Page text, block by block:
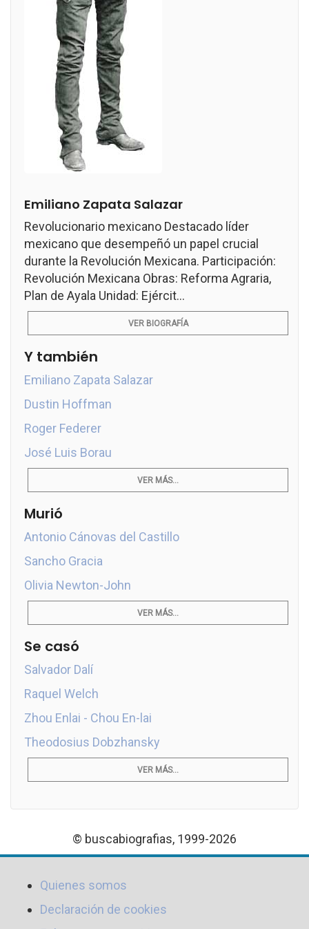
Emiliano Zapata Salazar
Revolucionario mexicano Destacado líder
mexicano que desempeñó un papel crucial
durante la Revolución Mexicana. Participación:
Revolución Mexicana Obras: Reforma Agraria,
Plan de Ayala Unidad: Ejércit...
VER BIOGRAFÍA
Y también
Emiliano Zapata Salazar
Dustin Hoffman
Roger Federer
José Luis Borau
VER MÁS...
Murió
Antonio Cánovas del Castillo
Sancho Gracia
Olivia Newton-John
VER MÁS...
Se casó
Salvador Dalí
Raquel Welch
Zhou Enlai - Chou En-lai
Theodosius Dobzhansky
VER MÁS...
© buscabiografias, 1999-2026
Quienes somos
Declaración de cookies